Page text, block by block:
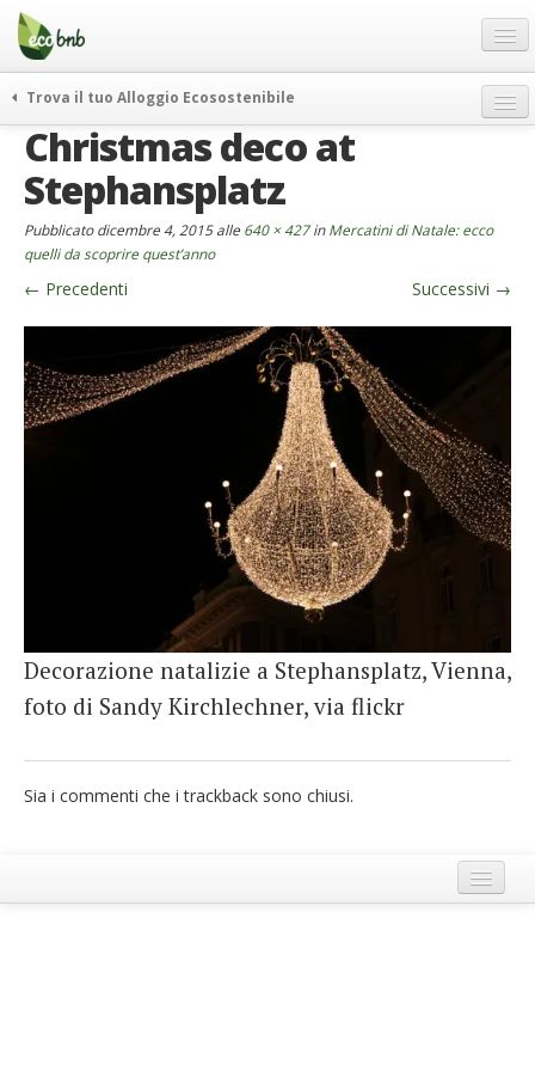
Menu
Salta
contenuto
Offerte Speciali
Regali
FAQ
Chi Siamo
Partner
Italiano
German
Trova il tuo Alloggio Ecosostenibile
weekend green
curiosità
vivere e viaggiare verde
news ed eventi
rassegna stampa
Christmas deco at
Stephansplatz
Pubblicatodicembre 4, 2015alle 640 × 427inMercatini di Natale: ecco
quelli da scoprire quest’anno
← Precedenti Successivi →
Decorazione natalizie a Stephansplatz, Vienna,
foto di Sandy Kirchlechner, via flickr
Sia i commenti che i trackback sono chiusi.